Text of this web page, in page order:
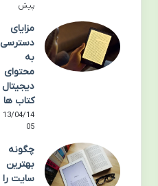
پیش
مزایای
دسترسی
به
محتوای
دیجیتال
کتاب ها
13/04/14
05
چگونه
بهترین
سایت را